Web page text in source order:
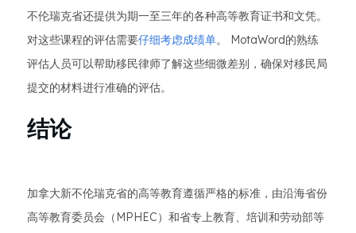
不伦瑞克省还提供为期一至三年的各种高等教育证书和文凭。
对这些课程的评估需要仔细考虑成绩单。 MotaWord的熟练
评估人员可以帮助移民律师了解这些细微差别，确保对移民局
提交的材料进行准确的评估。
结论
加拿大新不伦瑞克省的高等教育遵循严格的标准，由沿海省份
高等教育委员会（MPHEC）和省专上教育、培训和劳动部等